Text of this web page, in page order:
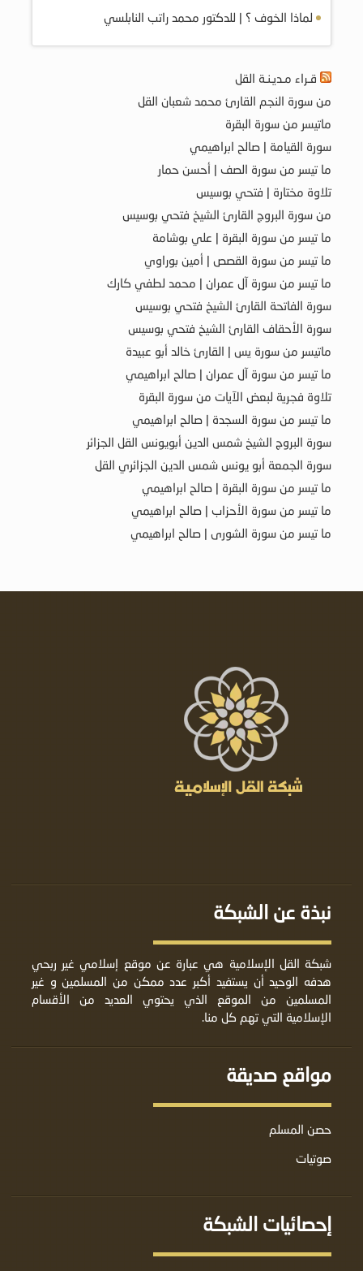
لماذا الخوف ؟ | للدكتور محمد راتب النابلسي
قـراء مـديـنـة القل
من سورة النجم القارئ محمد شعبان القل
ماتيسر من سورة البقرة
سورة القيامة | صالح ابراهيمي
ما تيسر من سورة الصف | أحسن حمار
تلاوة مختارة | فتحي بوسيس
من سورة البروج القارئ الشيخ فتحي بوسيس
ما تيسر من سورة البقرة | علي بوشامة
ما تيسر من سورة القصص | أمين بوراوي
ما تيسر من سورة آل عمران | محمد لطفي كارك
سورة الفاتحة القارئ الشيخ فتحي بوسيس
سورة الأحقاف القارئ الشيخ فتحي بوسيس
ماتيسر من سورة يس | القارئ خالد أبو عبيدة
ما تيسر من سورة آل عمران | صالح ابراهيمي
تلاوة فجرية لبعض الآيات من سورة البقرة
ما تيسر من سورة السجدة | صالح ابراهيمي
سورة البروج الشيخ شمس الدين أبويونس القل الجزائر
سورة الجمعة أبو يونس شمس الدين الجزائري القل
ما تيسر من سورة البقرة | صالح ابراهيمي
ما تيسر من سورة الأحزاب | صالح ابراهيمي
ما تيسر من سورة الشورى | صالح ابراهيمي
نبذة عن الشبكة
شبكة القل الإسلامية هي عبارة عن موقع إسلامي غير ربحي
هدفه الوحيد أن يستفيد أكبر عدد ممكن من المسلمين و غير
المسلمين من الموقع الذي يحتوي العديد من الأقسام
الإسلامية التي تهم كل منا.
مواقع صديقة
حصن المسلم
صوتيات
إحصائيات الشبكة